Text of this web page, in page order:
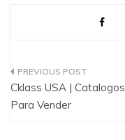
P
o
Cklass USA | Catalogos
Para Vender